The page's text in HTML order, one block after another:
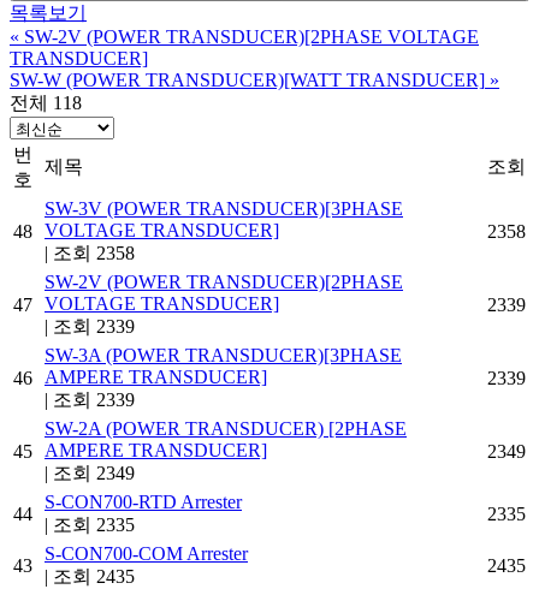
목록보기
« SW-2V (POWER TRANSDUCER)[2PHASE VOLTAGE
TRANSDUCER]
SW-W (POWER TRANSDUCER)[WATT TRANSDUCER] »
전체 118
번
호
제목 조회
48
SW-3V (POWER TRANSDUCER)[3PHASE
VOLTAGE TRANSDUCER]
| 조회 2358
2358
47
SW-2V (POWER TRANSDUCER)[2PHASE
VOLTAGE TRANSDUCER]
| 조회 2339
2339
46
SW-3A (POWER TRANSDUCER)[3PHASE
AMPERE TRANSDUCER]
| 조회 2339
2339
45
SW-2A (POWER TRANSDUCER) [2PHASE
AMPERE TRANSDUCER]
| 조회 2349
2349
44
S-CON700-RTD Arrester
| 조회 2335
2335
43
S-CON700-COM Arrester
| 조회 2435
2435